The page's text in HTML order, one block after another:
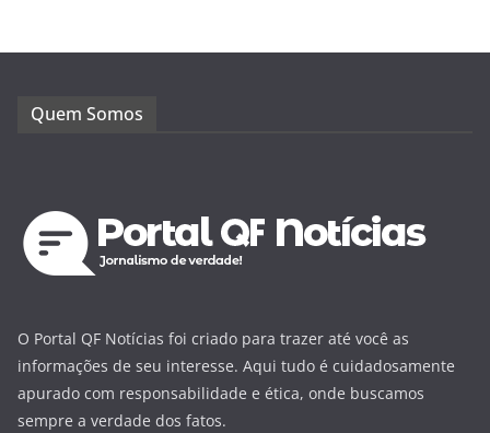
Quem Somos
O Portal QF Notícias foi criado para trazer até você as
informações de seu interesse. Aqui tudo é cuidadosamente
apurado com responsabilidade e ética, onde buscamos
sempre a verdade dos fatos.